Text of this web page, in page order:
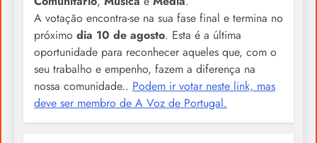
A votação encontra-se na sua fase final e termina no
próximo dia 10 de agosto. Esta é a última
oportunidade para reconhecer aqueles que, com o
seu trabalho e empenho, fazem a diferença na
nossa comunidade.. Podem ir votar neste link, mas
deve ser membro de A Voz de Portugal.